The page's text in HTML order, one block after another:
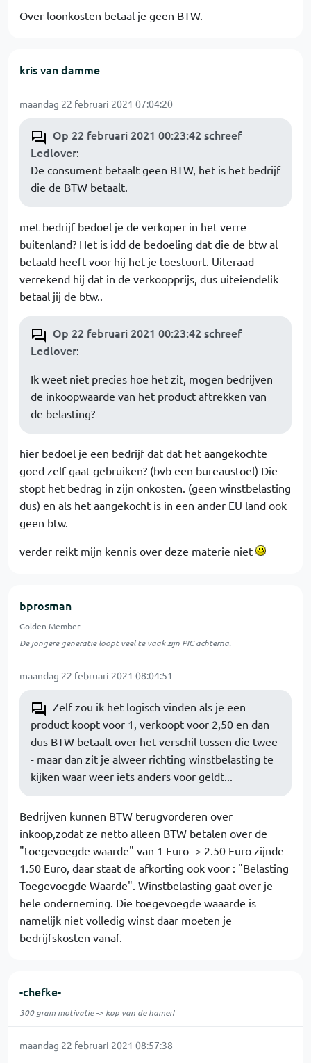
Over loonkosten betaal je geen BTW.
kris van damme
maandag 22 februari 2021 07:04:20
Op 22 februari 2021 00:23:42 schreef
Ledlover:
De consument betaalt geen BTW, het is het bedrijf
die de BTW betaalt.
met bedrijf bedoel je de verkoper in het verre
buitenland? Het is idd de bedoeling dat die de btw al
betaald heeft voor hij het je toestuurt. Uiteraad
verrekend hij dat in de verkoopprijs, dus uiteiendelik
betaal jij de btw..
Op 22 februari 2021 00:23:42 schreef
Ledlover:
Ik weet niet precies hoe het zit, mogen bedrijven
de inkoopwaarde van het product aftrekken van
de belasting?
hier bedoel je een bedrijf dat dat het aangekochte
goed zelf gaat gebruiken? (bvb een bureaustoel) Die
stopt het bedrag in zijn onkosten. (geen winstbelasting
dus) en als het aangekocht is in een ander EU land ook
geen btw.
verder reikt mijn kennis over deze materie niet
bprosman
Golden Member
De jongere generatie loopt veel te vaak zijn PIC achterna.
maandag 22 februari 2021 08:04:51
Zelf zou ik het logisch vinden als je een
product koopt voor 1, verkoopt voor 2,50 en dan
dus BTW betaalt over het verschil tussen die twee
- maar dan zit je alweer richting winstbelasting te
kijken waar weer iets anders voor geldt...
Bedrijven kunnen BTW terugvorderen over
inkoop,zodat ze netto alleen BTW betalen over de
"toegevoegde waarde" van 1 Euro -> 2.50 Euro zijnde
1.50 Euro, daar staat de afkorting ook voor : "Belasting
Toegevoegde Waarde". Winstbelasting gaat over je
hele onderneming. Die toegevoegde waaarde is
namelijk niet volledig winst daar moeten je
bedrijfskosten vanaf.
-chefke-
300 gram motivatie -> kop van de hamer!
maandag 22 februari 2021 08:57:38